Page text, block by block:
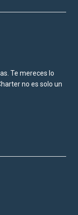
Te mereces lo
no es solo un